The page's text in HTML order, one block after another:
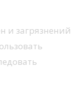
и загрязнений